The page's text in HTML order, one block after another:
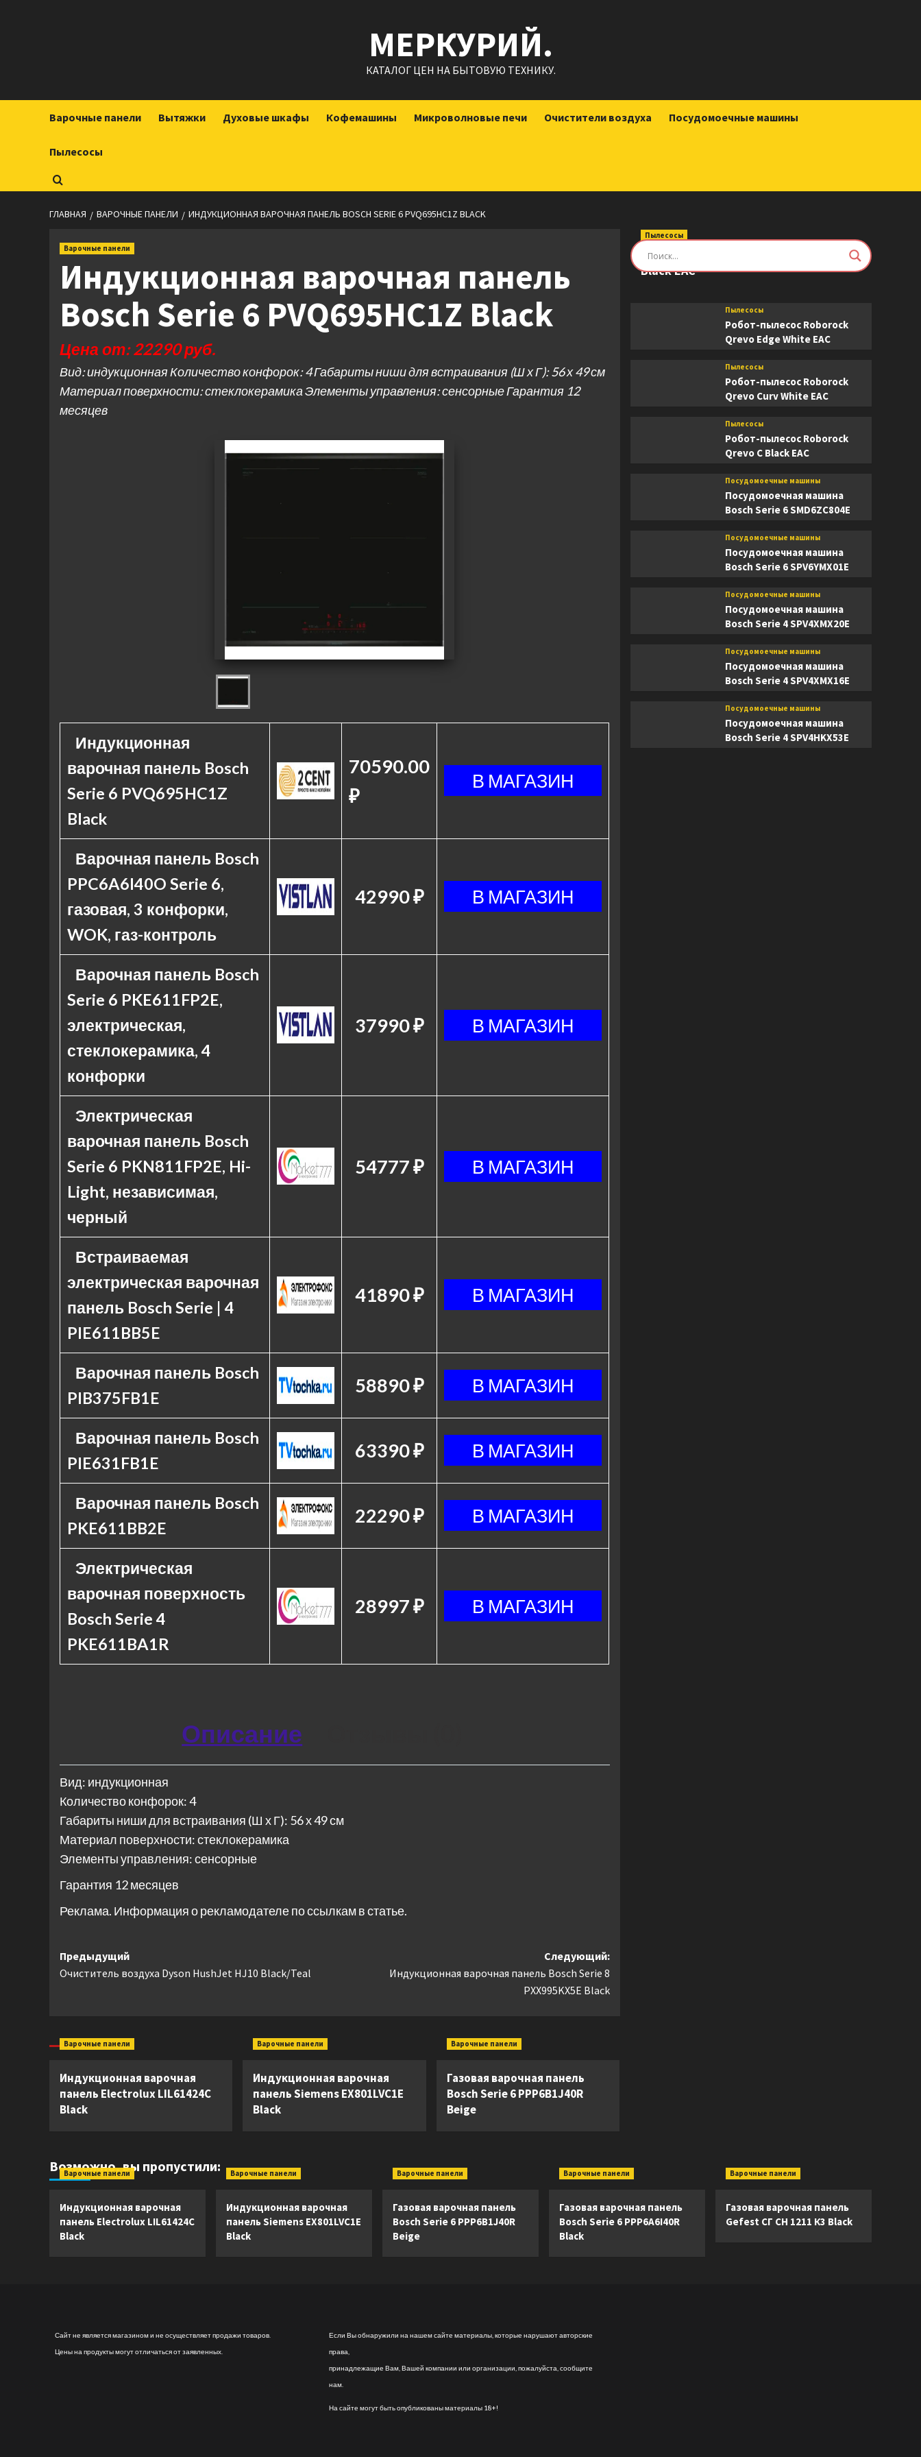
МЕРКУРИЙ.
КАТАЛОГ ЦЕН НА БЫТОВУЮ ТЕХНИКУ.
Варочные панели Вытяжки Духовые шкафы Кофемашины Микроволновые печи Очистители воздуха Посудомоечные машины
Пылесосы
ГЛАВНАЯ ВАРОЧНЫЕ ПАНЕЛИ ИНДУКЦИОННАЯ ВАРОЧНАЯ ПАНЕЛЬ BOSCH SERIE 6 PVQ695HC1Z BLACK
Варочные панели
Индукционная варочная панель
Bosch Serie 6 PVQ695HC1Z Black
Цена от: 22290 руб.
Вид: индукционная Количество конфорок: 4 Габариты ниши для встраивания (Ш х Г): 56 х 49 см
Материал поверхности: стеклокерамика Элементы управления: сенсорные Гарантия 12
месяцев
Индукционная
варочная панель Bosch
Serie 6 PVQ695HC1Z
Black
70590.00
₽
Варочная панель Bosch
PPC6A6I40O Serie 6,
газовая, 3 конфорки,
WOK, газ-контроль
42990 ₽
Варочная панель Bosch
Serie 6 PKE611FP2E,
электрическая,
стеклокерамика, 4
конфорки
37990 ₽
Электрическая
варочная панель Bosch
Serie 6 PKN811FP2E, Hi-
Light, независимая,
черный
54777 ₽
Встраиваемая
электрическая варочная
панель Bosch Serie | 4
PIE611BB5E
41890 ₽
Варочная панель Bosch
PIB375FB1E
58890 ₽
Варочная панель Bosch
PIE631FB1E
63390 ₽
Варочная панель Bosch
PKE611BB2E
22290 ₽
Электрическая
варочная поверхность
Bosch Serie 4
PKE611BA1R
28997 ₽
Описание
Вид: индукционная
Количество конфорок: 4
Габариты ниши для встраивания (Ш х Г): 56 х 49 см
Материал поверхности: стеклокерамика
Элементы управления: сенсорные
Гарантия 12 месяцев
Реклама. Информация о рекламодателе по ссылкам в статье.
Навигация
записи
Предыдущий
Очиститель воздуха Dyson HushJet HJ10 Black/Teal
Следующий:
Индукционная варочная панель Bosch Serie 8
PXX995KX5E Black
Варочные панели
Индукционная варочная
панель Electrolux LIL61424C
Black
Варочные панели
Индукционная варочная
панель Siemens EX801LVC1E
Black
Варочные панели
Газовая варочная панель
Bosch Serie 6 PPP6B1J40R
Beige
Пылесосы
Робот-пылесос Roborock Saros Z70
Black EAC
Пылесосы
Робот-пылесос Roborock
Qrevo Edge White EAC
Пылесосы
Робот-пылесос Roborock
Qrevo Curv White EAC
Пылесосы
Робот-пылесос Roborock
Qrevo C Black EAC
Посудомоечные машины
Посудомоечная машина
Bosch Serie 6 SMD6ZC804E
Посудомоечные машины
Посудомоечная машина
Bosch Serie 6 SPV6YMX01E
Посудомоечные машины
Посудомоечная машина
Bosch Serie 4 SPV4XMX20E
Посудомоечные машины
Посудомоечная машина
Bosch Serie 4 SPV4XMX16E
Посудомоечные машины
Посудомоечная машина
Bosch Serie 4 SPV4HKX53E
Возможно, вы пропустили:
Варочные панели
Индукционная варочная
панель Electrolux LIL61424C
Black
Варочные панели
Индукционная варочная
панель Siemens EX801LVC1E
Black
Варочные панели
Газовая варочная панель
Bosch Serie 6 PPP6B1J40R
Beige
Варочные панели
Газовая варочная панель
Bosch Serie 6 PPP6A6I40R
Black
Варочные панели
Газовая варочная панель
Gefest СГ СН 1211 К3 Black
Сайт не является магазином и не осуществляет продажи товаров.
Цены на продукты могут отличаться от заявленных.
Если Вы обнаружили на нашем сайте материалы, которые нарушают авторские
права,
принадлежащие Вам, Вашей компании или организации, пожалуйста, сообщите
нам.
На сайте могут быть опубликованы материалы 18+!